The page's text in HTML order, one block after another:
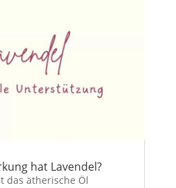
hat Lavendel?
das ätherische Öl